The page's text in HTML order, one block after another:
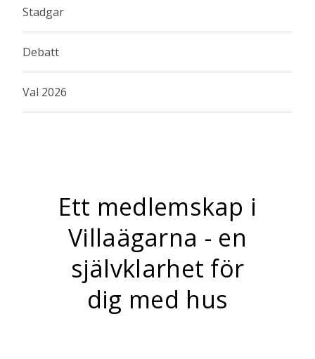
Stadgar
Debatt
Val 2026
Ett medlemskap i
Villaägarna - en
självklarhet för
dig med hus